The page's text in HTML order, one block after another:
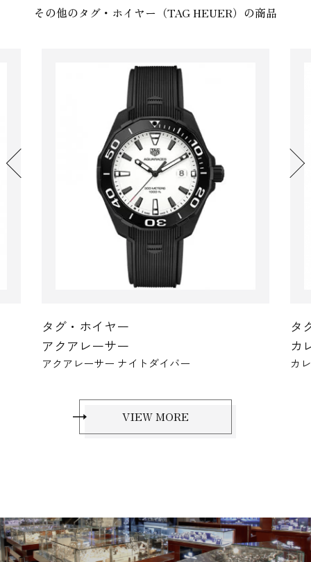
その他のタグ・ホイヤー（TAG HEUER）の商品
タグ・ホイヤー
カレラ
カレラ デイト
タ
ア
ア
VIEW MORE